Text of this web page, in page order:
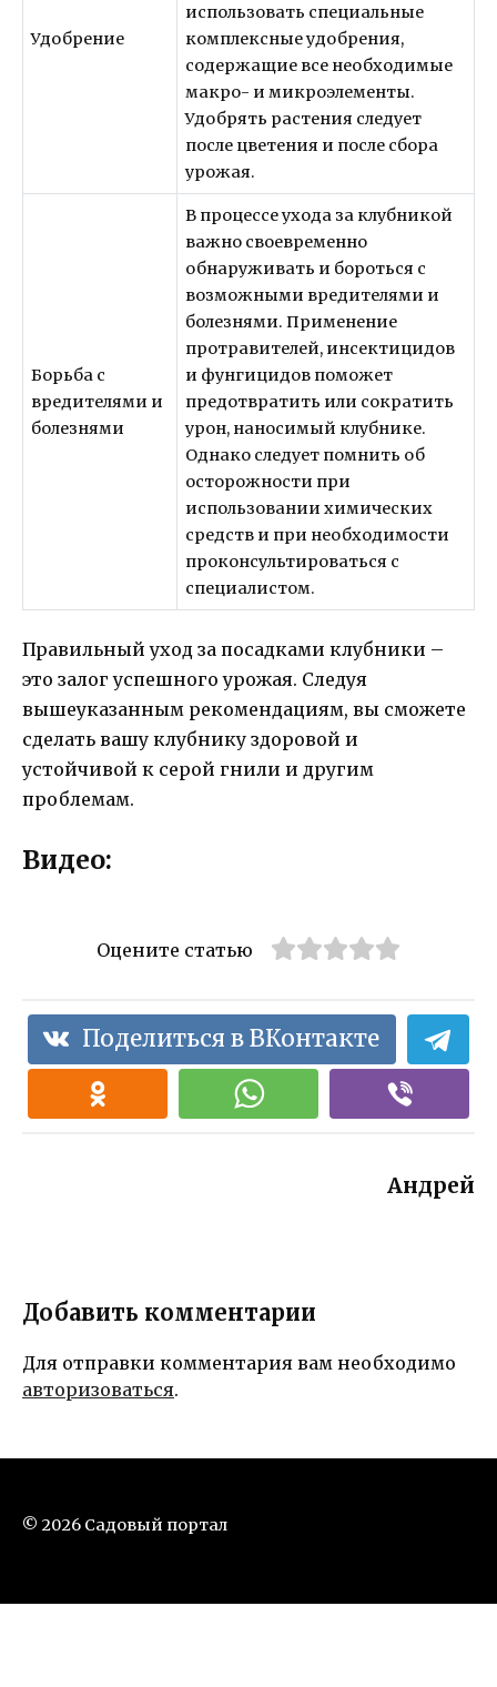
Удобрение
использовать специальные
комплексные удобрения,
содержащие все необходимые
макро- и микроэлементы.
Удобрять растения следует
после цветения и после сбора
урожая.
Борьба с
вредителями и
болезнями
В процессе ухода за клубникой
важно своевременно
обнаруживать и бороться с
возможными вредителями и
болезнями. Применение
протравителей, инсектицидов
и фунгицидов поможет
предотвратить или сократить
урон, наносимый клубнике.
Однако следует помнить об
осторожности при
использовании химических
средств и при необходимости
проконсультироваться с
специалистом.
Правильный уход за посадками клубники –
это залог успешного урожая. Следуя
вышеуказанным рекомендациям, вы сможете
сделать вашу клубнику здоровой и
устойчивой к серой гнили и другим
проблемам.
Видео:
Оцените статью
Поделиться в ВКонтакте
Андрей
Добавить комментарии
Для отправки комментария вам необходимо
авторизоваться.
© 2026 Садовый портал